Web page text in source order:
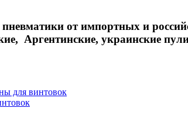
от импортных и
Аргентинские, украинские
для винтовок